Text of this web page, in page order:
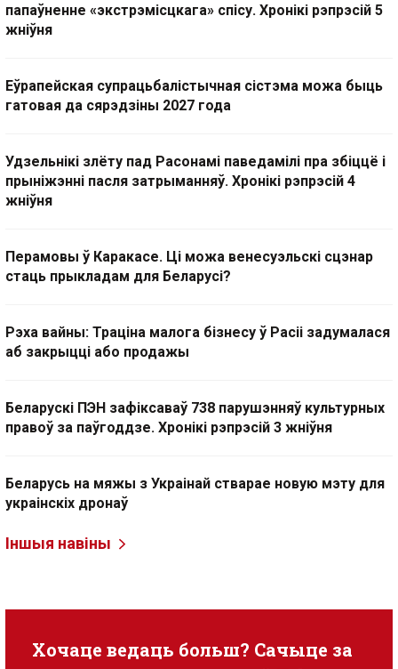
папаўненне «экстрэмісцкага» спісу. Хронікі рэпрэсій 5
жніўня
Еўрапейская супрацьбалістычная сістэма можа быць
гатовая да сярэдзіны 2027 года
Удзельнікі злёту пад Расонамі паведамілі пра збіццё і
прыніжэнні пасля затрыманняў. Хронікі рэпрэсій 4
жніўня
Перамовы ў Каракасе. Ці можа венесуэльскі сцэнар
стаць прыкладам для Беларусі?
Рэха вайны: Траціна малога бізнесу ў Расіі задумалася
аб закрыцці або продажы
Беларускі ПЭН зафіксаваў 738 парушэнняў культурных
правоў за паўгоддзе. Хронікі рэпрэсій 3 жніўня
Беларусь на мяжы з Украінай стварае новую мэту для
украінскіх дронаў
Іншыя навіны
Хочаце ведаць больш? Сачыце за